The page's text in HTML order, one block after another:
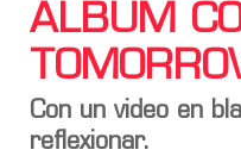
ÁLBUM
Con un video en
reflexionar.